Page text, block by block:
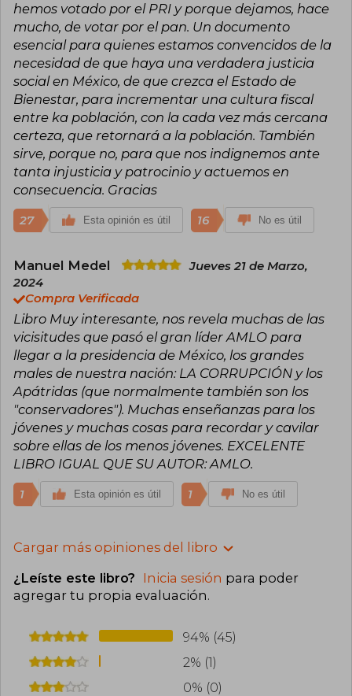
hemos votado por el PRI y porque dejamos, hace
mucho, de votar por el pan. Un documento
esencial para quienes estamos convencidos de la
necesidad de que haya una verdadera justicia
social en México, de que crezca el Estado de
Bienestar, para incrementar una cultura fiscal
entre ka población, con la cada vez más cercana
certeza, que retornará a la población. También
sirve, porque no, para que nos indignemos ante
tanta injusticia y patrocinio y actuemos en
consecuencia. Gracias
27 Esta opinión es útil 16 No es útil
Manuel Medel
Jueves 21 de Marzo,
2024
Compra Verificada
Libro Muy interesante, nos revela muchas de las
vicisitudes que pasó el gran líder AMLO para
llegar a la presidencia de México, los grandes
males de nuestra nación: LA CORRUPCIÓN y los
Apátridas (que normalmente también son los
"conservadores"). Muchas enseñanzas para los
jóvenes y muchas cosas para recordar y cavilar
sobre ellas de los menos jóvenes. EXCELENTE
LIBRO IGUAL QUE SU AUTOR: AMLO.
1 Esta opinión es útil 1 No es útil
Cargar más opiniones del libro
¿Leíste este libro? Inicia sesión para poder
agregar tu propia evaluación.
94% (45)
2% (1)
0% (0)